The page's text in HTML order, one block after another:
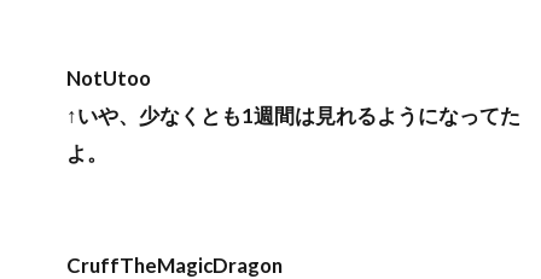
NotUtoo
↑いや、少なくとも1週間は見れるようになってた
よ。
CruffTheMagicDragon